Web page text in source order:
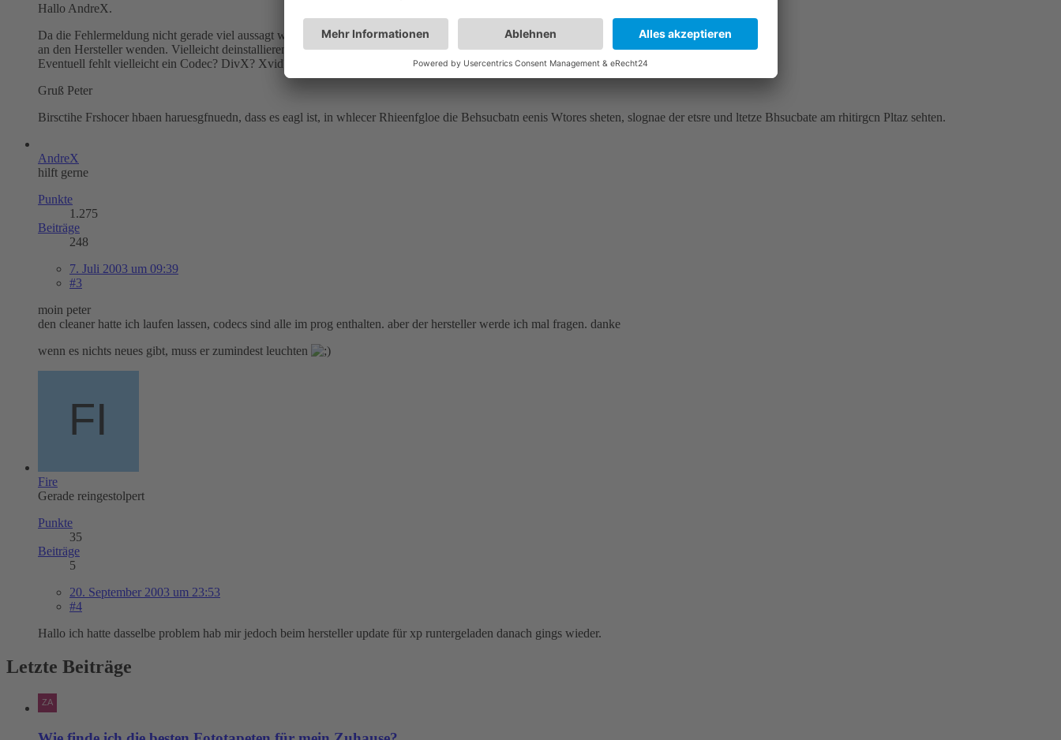
Hallo AndreX.
Da die Fehlermeldung nicht gerade viel aussagt würde ich mich direkt
an den Hersteller wenden. Vielleicht deinstallieren und einen Registry-Cleaner mal nach "toten" Einträgen suchen lassen.
Eventuell fehlt vielleicht ein Codec? DivX? Xvid?
Gruß Peter
Birsctihe Frshocer hbaen haruesgfnuedn, dass es eagl ist, in whlecer Rhieenfgloe die Behsucbatn eenis Wtores sheten, slognae der etsre und ltetze Bhsucbate am rhitirgcn Pltaz sehten.
AndreX
hilft gerne
Punkte
1.275
Beiträge
248
7. Juli 2003 um 09:39
#3
moin peter
den cleaner hatte ich laufen lassen, codecs sind alle im prog enthalten. aber der hersteller werde ich mal fragen. danke
wenn es nichts neues gibt, muss er zumindest leuchten
Fire
Gerade reingestolpert
Punkte
35
Beiträge
5
20. September 2003 um 23:53
#4
Hallo ich hatte dasselbe problem hab mir jedoch beim hersteller update für xp runtergeladen danach gings wieder.
Letzte Beiträge